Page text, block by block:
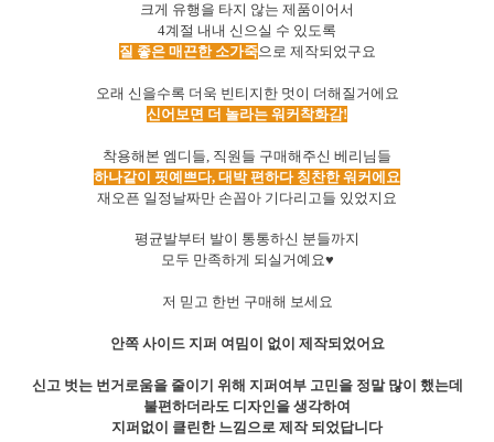
크게 유행을 타지 않는 제품이어서
4계절 내내 신으실 수 있도록
질 좋은 매끈한 소가죽으로 제작되었구요
오래 신을수록 더욱 빈티지한 멋이 더해질거에요
신어보면 더 놀라는 워커착화감!
착용해본 엠디들, 직원들 구매해주신 베리님들
하나같이 핏예쁘다, 대박 편하다 칭찬한 워커에요
재오픈 일정날짜만 손꼽아 기다리고들 있었지요
평균발부터 발이 통통하신 분들까지
모두 만족하게 되실거예요♥
저 믿고 한번 구매해 보세요
안쪽 사이드 지퍼 여밈이 없이 제작되었어요
신고 벗는 번거로움을 줄이기 위해 지퍼여부 고민을 정말 많이 했는데
불편하더라도 디자인을 생각하여
지퍼없이 클린한 느낌으로 제작 되었답니다